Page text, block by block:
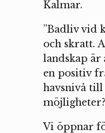
Kalmar.
”Badliv vid
och skratt.
landskap är
en positiv
havsnivå
Vi öppnar